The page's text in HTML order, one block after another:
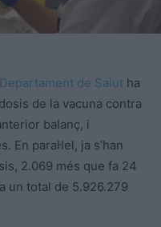
Departament de Salut ha
de la vacuna contra
balanç, i
En paral·lel, ja s’han
2.069 més que fa 24
un total de 5.926.279